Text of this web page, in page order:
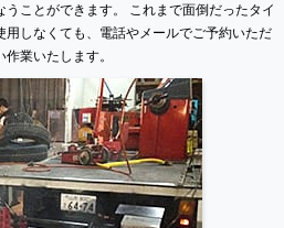
ことができます。 これまで面倒だったタイ
しなくても、電話やメールでご予約いただ
業いたします。